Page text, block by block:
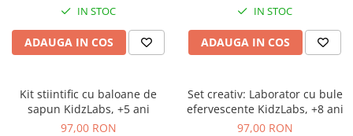
IN STOC
ADAUGA IN COS
IN STOC
ADAUGA IN COS
Kit stiintific cu baloane de
sapun KidzLabs, +5 ani
97,00 RON
Set creativ: Laborator cu bule
efervescente KidzLabs, +8 ani
97,00 RON